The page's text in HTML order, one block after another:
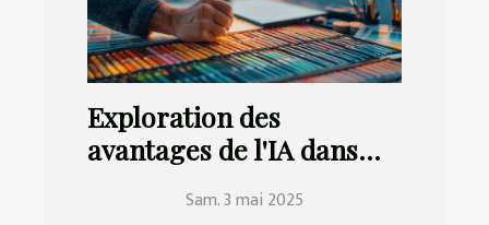
Exploration des
avantages de l'IA dans
compétences en design
Sam. 3 mai 2025